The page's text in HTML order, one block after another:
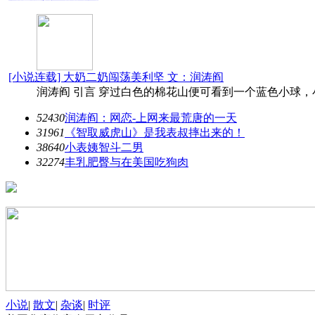
[小说连载] 大奶二奶闯荡美利坚 文：润涛阎
润涛阎 引言 穿过白色的棉花山便可看到一个蓝色小球
52430润涛阎：网恋-上网来最荒唐的一天
31961
《智取威虎山》是我表叔摔出来的！
38640小表姨智斗二男
32274丰乳肥臀与在美国吃狗肉
小说| 散文| 杂谈| 时评